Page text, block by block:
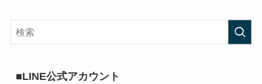
■LINE公式アカウント